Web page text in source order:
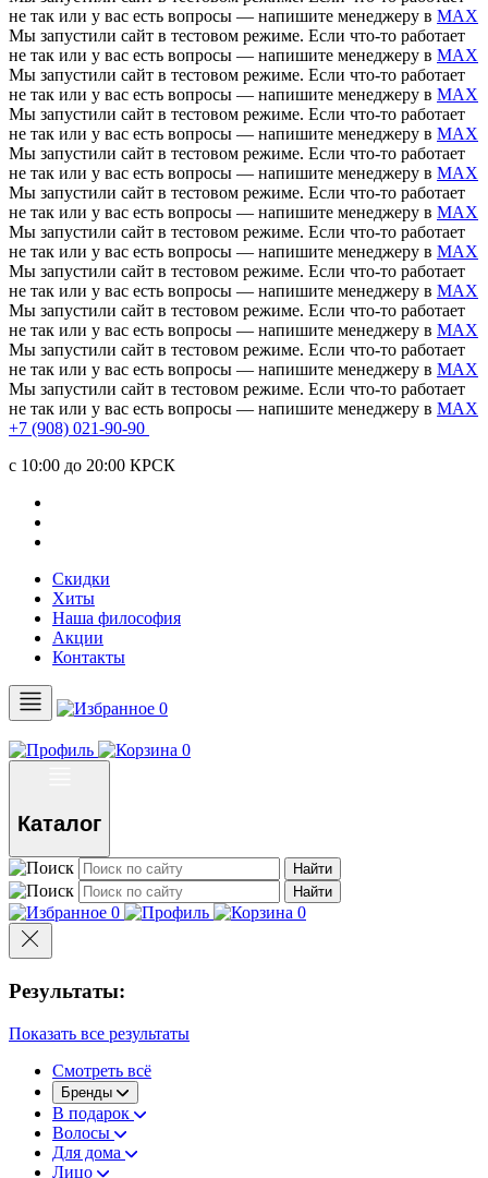
не так или у вас есть вопросы — напишите менеджеру в MAX
Мы запустили сайт в тестовом режиме. Если что-то работает
не так или у вас есть вопросы — напишите менеджеру в MAX
Мы запустили сайт в тестовом режиме. Если что-то работает
не так или у вас есть вопросы — напишите менеджеру в MAX
Мы запустили сайт в тестовом режиме. Если что-то работает
не так или у вас есть вопросы — напишите менеджеру в MAX
Мы запустили сайт в тестовом режиме. Если что-то работает
не так или у вас есть вопросы — напишите менеджеру в MAX
Мы запустили сайт в тестовом режиме. Если что-то работает
не так или у вас есть вопросы — напишите менеджеру в MAX
Мы запустили сайт в тестовом режиме. Если что-то работает
не так или у вас есть вопросы — напишите менеджеру в MAX
Мы запустили сайт в тестовом режиме. Если что-то работает
не так или у вас есть вопросы — напишите менеджеру в MAX
Мы запустили сайт в тестовом режиме. Если что-то работает
не так или у вас есть вопросы — напишите менеджеру в MAX
Мы запустили сайт в тестовом режиме. Если что-то работает
не так или у вас есть вопросы — напишите менеджеру в MAX
Мы запустили сайт в тестовом режиме. Если что-то работает
не так или у вас есть вопросы — напишите менеджеру в MAX
+7 (908) 021-90-90
c 10:00 до 20:00 КРСК
Скидки
Хиты
Наша философия
Акции
Контакты
0
0
Каталог
Найти
Найти
0 0
Результаты:
Показать все результаты
Смотреть всё
Бренды
В подарок
Волосы
Для дома
Лицо